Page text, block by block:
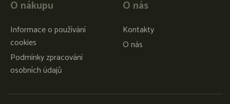
O nákupu
Informace o používání
cookies
Podmínky zpracování
osobních údajů
O nás
Kontakty
O nás